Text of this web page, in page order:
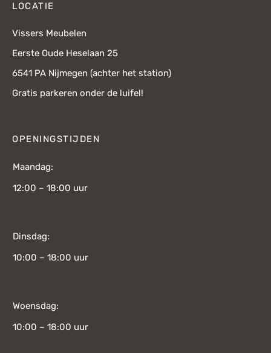
LOCATIE
Vissers Meubelen
Eerste Oude Heselaan 25
6541 PA Nijmegen (achter het station)
Gratis parkeren onder de luifel!
OPENINGSTIJDEN
Maandag:
12:00 – 18:00 uur
Dinsdag:
10:00 – 18:00 uur
Woensdag:
10:00 – 18:00 uur